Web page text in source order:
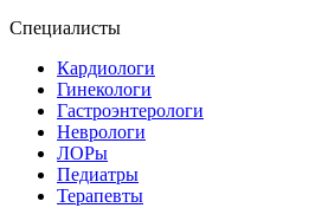
Специалисты
Кардиологи
Гинекологи
Гастроэнтерологи
Неврологи
ЛОРы
Педиатры
Терапевты